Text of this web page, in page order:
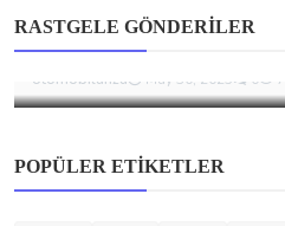
RASTGELE GÖNDERILER
Yeni nesil Passat
geniş ...
otomobilariza May 30, 2025 0
POPÜLER ETIKETLER